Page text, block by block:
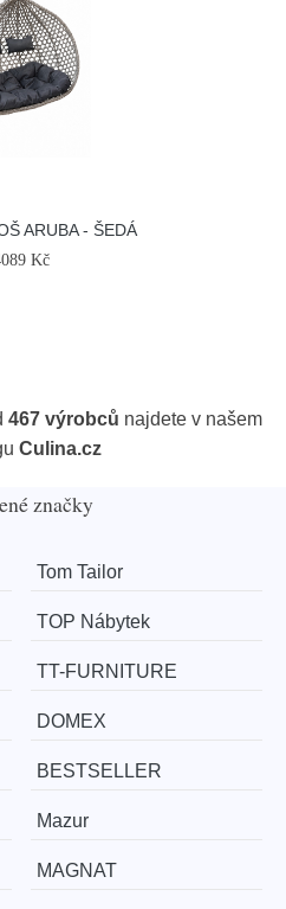
ARUBA - ŠEDÁ
Kč
467 výrobců najdete v našem
Culina.cz
značky
Tom Tailor
TOP Nábytek
TT-FURNITURE
DOMEX
BESTSELLER
Mazur
MAGNAT